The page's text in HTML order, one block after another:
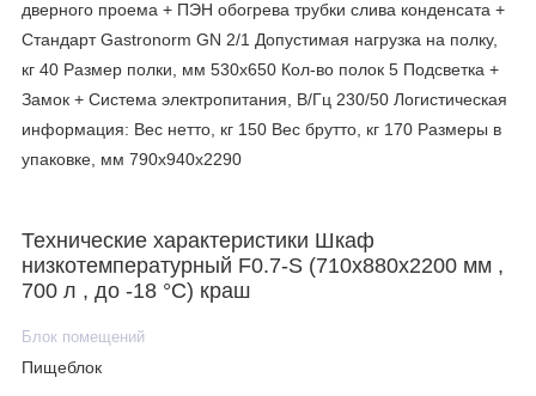
дверного проема + ПЭН обогрева трубки слива конденсата +
Стандарт Gastronorm GN 2/1 Допустимая нагрузка на полку,
кг 40 Размер полки, мм 530x650 Кол-во полок 5 Подсветка +
Замок + Система электропитания, В/Гц 230/50 Логистическая
информация: Вес нетто, кг 150 Вес брутто, кг 170 Размеры в
упаковке, мм 790х940х2290
Технические характеристики Шкаф
низкотемпературный F0.7-S (710х880х2200 мм ,
700 л , до -18 °C) краш
Блок помещений
Пищеблок